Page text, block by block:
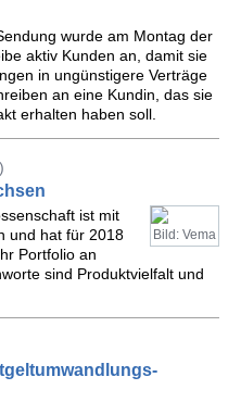
wurde am Montag der
aktiv Kunden an, damit sie
in ungünstigere Verträge
an eine Kundin, das sie
erhalten haben soll.
Bild: Vema
ist mit
und hat für 2018
Portfolio an
sind Produktvielfalt und